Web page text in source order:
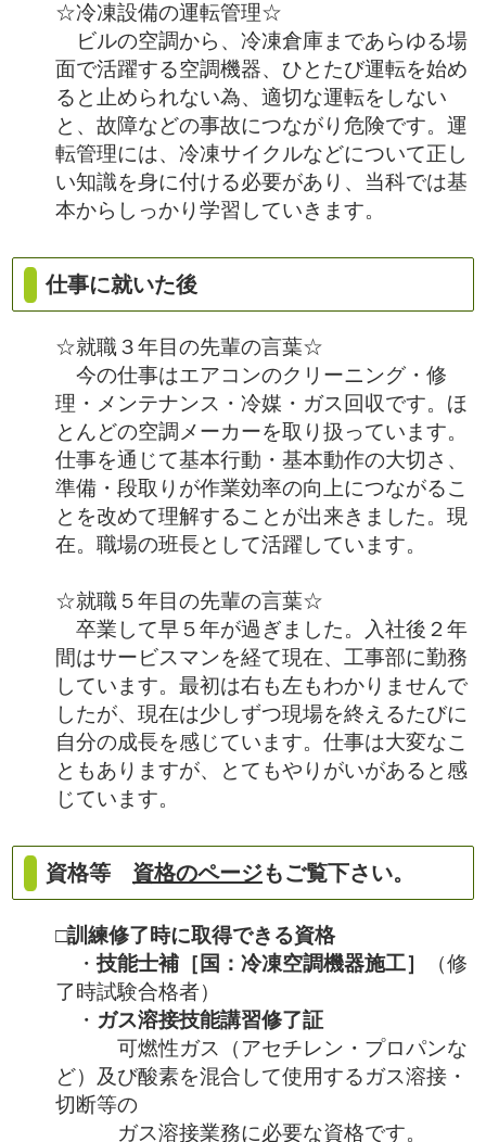
☆冷凍設備の運転管理☆
ビルの空調から、冷凍倉庫まであらゆる場
面で活躍する空調機器、ひとたび運転を始め
ると止められない為、適切な運転をしない
と、故障などの事故につながり危険です。運
転管理には、冷凍サイクルなどについて正し
い知識を身に付ける必要があり、当科では基
本からしっかり学習していきます。
仕事に就いた後
☆就職３年目の先輩の言葉☆
今の仕事はエアコンのクリーニング・修
理・メンテナンス・冷媒・ガス回収です。ほ
とんどの空調メーカーを取り扱っています。
仕事を通じて基本行動・基本動作の大切さ、
準備・段取りが作業効率の向上につながるこ
とを改めて理解することが出来きました。現
在。職場の班長として活躍しています。
☆就職５年目の先輩の言葉☆
卒業して早５年が過ぎました。入社後２年
間はサービスマンを経て現在、工事部に勤務
しています。最初は右も左もわかりませんで
したが、現在は少しずつ現場を終えるたびに
自分の成長を感じています。仕事は大変なこ
ともありますが、とてもやりがいがあると感
じています。
資格等 資格のページもご覧下さい。
□訓練修了時に取得できる資格
・技能士補［国：冷凍空調機器施工］
（修
了時試験合格者）
・ ガス溶接技能講習修了証
可燃性ガス（アセチレン・プロパンな
ど）及び酸素を混合して使用するガス溶接・
切断等の
ガス溶接業務に必要な資格です。